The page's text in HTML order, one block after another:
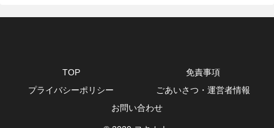
TOP
免責事項
プライバシーポリシー
ごあいさつ・運営者情報
お問い合わせ